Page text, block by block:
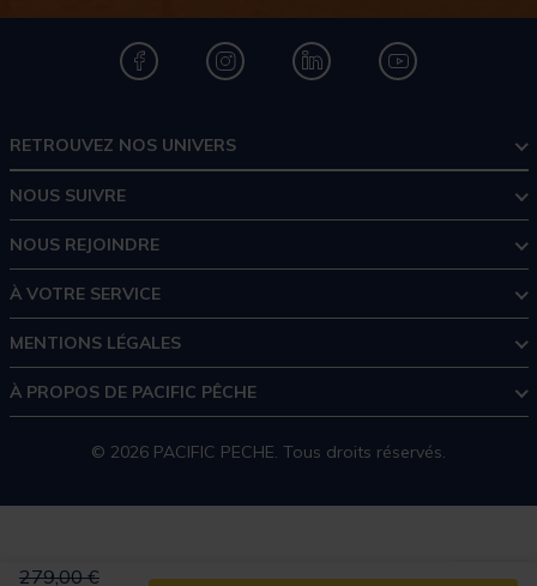
Price reduced from
279,00 €to
RETROUVEZ NOS UNIVERS
NOUS SUIVRE
NOUS REJOINDRE
À VOTRE SERVICE
MENTIONS LÉGALES
À PROPOS DE PACIFIC PÊCHE
© 2026 PACIFIC PECHE. Tous droits réservés.